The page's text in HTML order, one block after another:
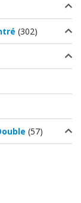
(302)
(57)